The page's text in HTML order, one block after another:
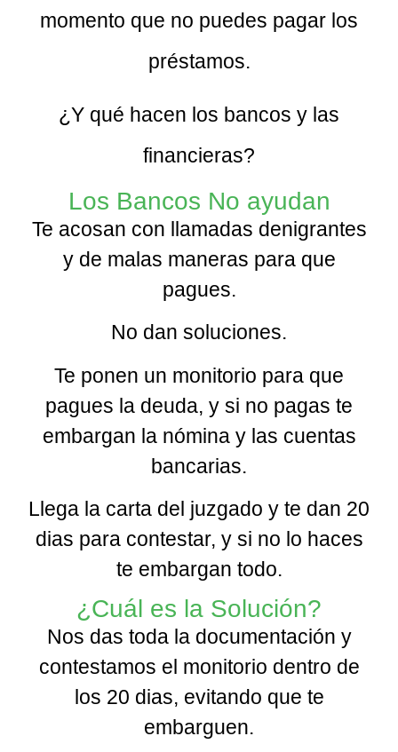
momento que no puedes pagar los
préstamos.
¿Y qué hacen los bancos y las
financieras?
Los Bancos No ayudan
Te acosan con llamadas denigrantes
y de malas maneras para que
pagues.
No dan soluciones.
Te ponen un monitorio para que
pagues la deuda, y si no pagas te
embargan la nómina y las cuentas
bancarias.
Llega la carta del juzgado y te dan 20
dias para contestar, y si no lo haces
te embargan todo.
¿Cuál es la Solución?
Nos das toda la documentación y
contestamos el monitorio dentro de
los 20 dias, evitando que te
embarguen.